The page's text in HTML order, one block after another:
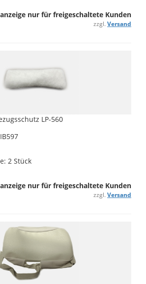
nur für freigeschaltete Kunden
zzgl. Versand
LP-560
2 Stück
nur für freigeschaltete Kunden
zzgl. Versand